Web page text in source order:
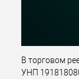
В торговом
УНП